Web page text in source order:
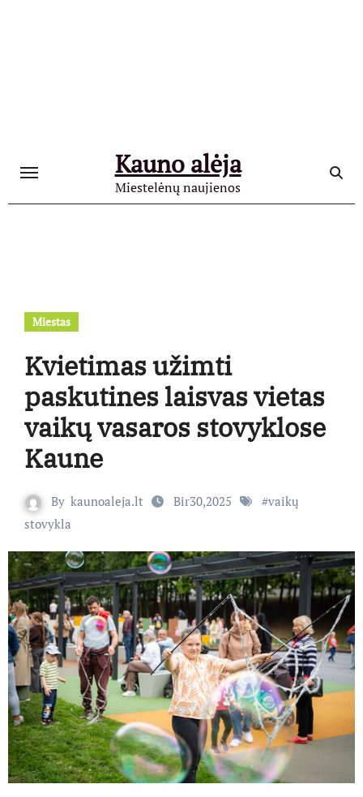
Kauno alėja
Miestelėnų naujienos
Miestas
Kvietimas užimti
paskutines laisvas vietas
vaikų vasaros stovyklose
Kaune
By kaunoaleja.lt Bir30,2025 #vaikų
stovykla